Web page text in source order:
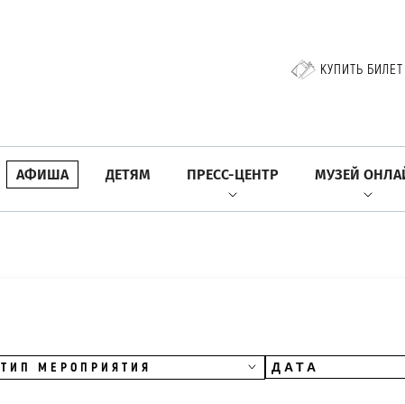
КУПИТЬ БИЛЕТ
АФИША ДЕТЯМ ПРЕСС-ЦЕНТР МУЗЕЙ
ТИП МЕРОПРИЯТИЯ